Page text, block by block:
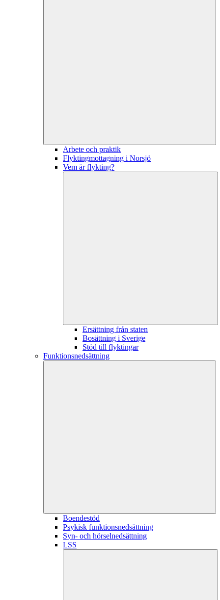
Arbete och praktik
Flyktingmottagning i Norsjö
Vem är flykting?
Ersättning från staten
Bosättning i Sverige
Stöd till flyktingar
Funktionsnedsättning
Boendestöd
Psykisk funktionsnedsättning
Syn- och hörselnedsättning
LSS